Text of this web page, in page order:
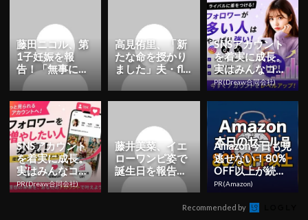
藤田ニコル、第
1子妊娠を報
告！「無事に生
まれて来てくれ
ることを願う
日々」 | Y...
高見侑里、「新
たな命を授かり
ました」夫・flu
mpool尼川元気
との第1子妊娠
SNSアカウント
を着実に成長。
実はみんなココ
使ってます。
PR(Dreaw合同会社)
SNSアカウント
を着実に成長。
実はみんなココ
使ってます。
PR(Dreaw合同会社)
藤井美菜、イエ
ローワンピ姿で
誕生日を報告！
「私らしさを追
求しながら、良
Amazon今日も見
逃せない！80%
OFF以上が続々
登場
PR(Amazon)
Recommended by